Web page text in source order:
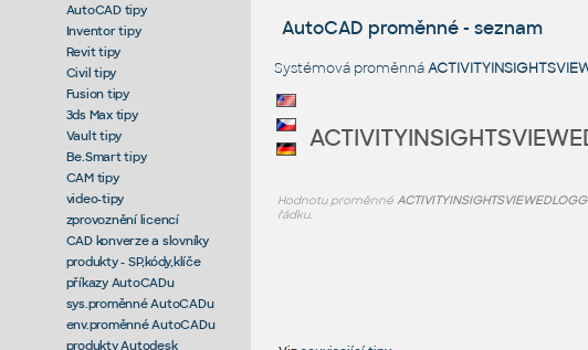
AutoCAD tipy
Inventor tipy
Revit tipy
Civil tipy
Fusion tipy
3ds Max tipy
Vault tipy
Be.Smart tipy
CAM tipy
video-tipy
zprovoznění licencí
CAD konverze a slovníky
produkty - SP,kódy,klíče
příkazy AutoCADu
sys.proměnné AutoCADu
env.proměnné AutoCADu
produkty Autodesk
AutoCAD proměnné - seznam
Systémová proměnná
Hodnotu proměnné
řádku.